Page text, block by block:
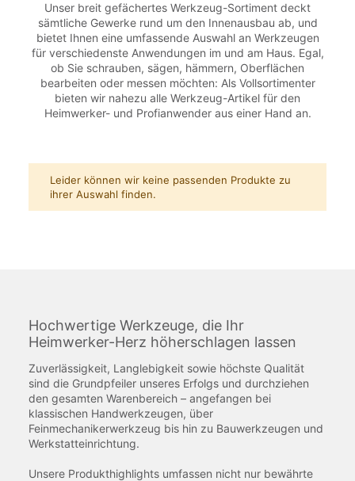
Unser breit gefächertes Werkzeug-Sortiment deckt
sämtliche Gewerke rund um den Innenausbau ab, und
bietet Ihnen eine umfassende Auswahl an Werkzeugen
für verschiedenste Anwendungen im und am Haus. Egal,
ob Sie schrauben, sägen, hämmern, Oberflächen
bearbeiten oder messen möchten: Als Vollsortimenter
bieten wir nahezu alle Werkzeug-Artikel für den
Heimwerker- und Profianwender aus einer Hand an.
Leider können wir keine passenden Produkte zu
ihrer Auswahl finden.
Hochwertige Werkzeuge, die Ihr
Heimwerker-Herz höherschlagen lassen
Zuverlässigkeit, Langlebigkeit sowie höchste Qualität
sind die Grundpfeiler unseres Erfolgs und durchziehen
den gesamten Warenbereich – angefangen bei
klassischen Handwerkzeugen, über
Feinmechanikerwerkzeug bis hin zu Bauwerkzeugen und
Werkstatteinrichtung.
Unsere Produkthighlights umfassen nicht nur bewährte